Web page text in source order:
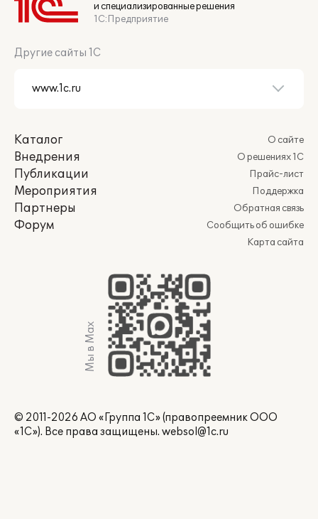
и специализированные решения
1С:Предприятие
Другие сайты 1С
Каталог
Внедрения
Публикации
Мероприятия
Партнеры
Форум
О сайте
О решениях 1С
Прайс-лист
Поддержка
Обратная связь
Сообщить об ошибке
Карта сайта
Мы в Max
© 2011-2026 АО «Группа 1С» (правопреемник ООО
«1С»). Все права защищены. websol@1c.ru